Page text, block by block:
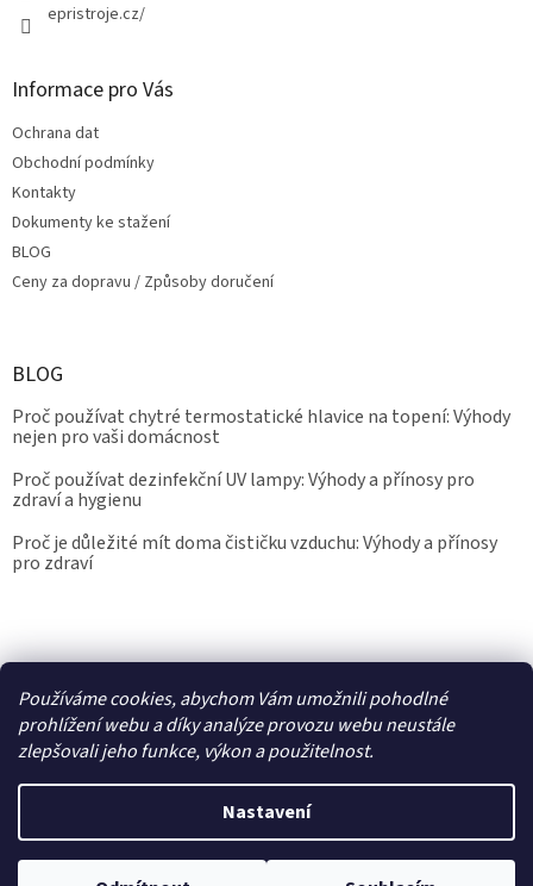
Používáme cookies, abychom Vám umožnili pohodlné
prohlížení webu a díky analýze provozu webu neustále
zlepšovali jeho funkce, výkon a použitelnost.
Nastavení
epristroje.cz/
Informace pro Vás
Ochrana dat
Obchodní podmínky
Kontakty
Dokumenty ke stažení
BLOG
Ceny za dopravu / Způsoby doručení
BLOG
Proč používat chytré termostatické hlavice na topení: Výhody
nejen pro vaši domácnost
Proč používat dezinfekční UV lampy: Výhody a přínosy pro
zdraví a hygienu
Proč je důležité mít doma čističku vzduchu: Výhody a přínosy
pro zdraví
Copyright 2026Epřístroje.cz. Všechna práva vyhrazena.Upravit